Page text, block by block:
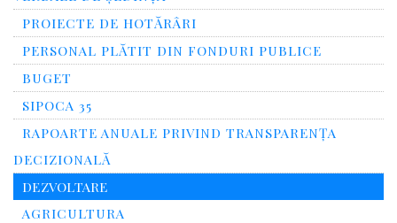
PROIECTE DE HOTĂRÂRI
PERSONAL PLĂTIT DIN FONDURI PUBLICE
BUGET
SIPOCA 35
RAPOARTE ANUALE PRIVIND TRANSPARENŢA
DECIZIONALĂ
DEZVOLTARE
AGRICULTURA